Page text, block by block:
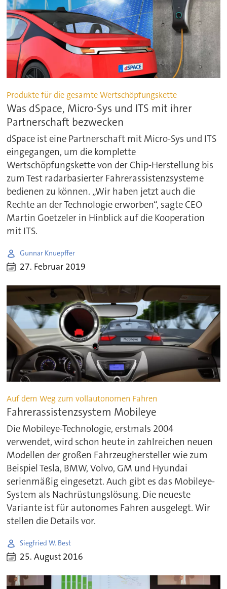
Produkte für die gesamte Wertschöpfungskette
Was dSpace, Micro-Sys und ITS mit ihrer
Partnerschaft bezwecken
dSpace ist eine Partnerschaft mit Micro-Sys und ITS
eingegangen, um die komplette
Wertschöpfungskette von der Chip-Herstellung bis
zum Test radarbasierter Fahrerassistenzsysteme
bedienen zu können. „Wir haben jetzt auch die
Rechte an der Technologie erworben“, sagte CEO
Martin Goetzeler in Hinblick auf die Kooperation
mit ITS.
Gunnar Knuepffer
27. Februar 2019
Auf dem Weg zum vollautonomen Fahren
Fahrerassistenzsystem Mobileye
Die Mobileye-Technologie, erstmals 2004
verwendet, wird schon heute in zahlreichen neuen
Modellen der großen Fahrzeughersteller wie zum
Beispiel Tesla, BMW, Volvo, GM und Hyundai
serienmäßig eingesetzt. Auch gibt es das Mobileye-
System als Nachrüstungslösung. Die neueste
Variante ist für autonomes Fahren ausgelegt. Wir
stellen die Details vor.
Siegfried W. Best
25. August 2016